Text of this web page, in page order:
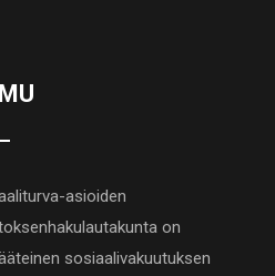
asioiden
on
sosiaalivakuutuksen